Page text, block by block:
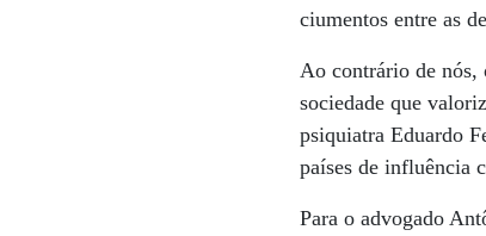
ciumentos entre as
Ao contrário de nós,
sociedade que
psiquiatra Eduardo
países de influência
Para o advogado